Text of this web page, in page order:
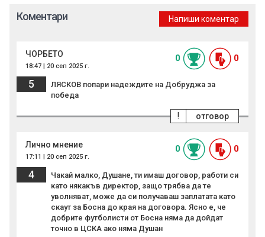
Коментари Напиши коментар
ЧОРБЕТО
18:47 | 20 сеп 2025 г.
0 0
5
ЛЯСКОВ попари надеждите на Добруджа за
победа
отговор
!
Лично мнение
17:11 | 20 сеп 2025 г.
0 0
4
Чакай малко, Душане, ти имаш договор, работи си
като някакъв директор, защо трябва да те
уволняват, може да си получаваш заплатата като
скаут за Босна до края на договора. Ясно е, че
добрите футболисти от Босна няма да дойдат
точно в ЦСКА ако няма Душан